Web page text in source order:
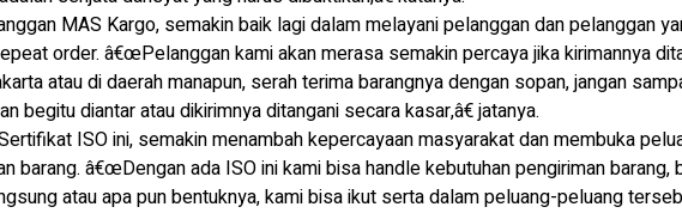
MAS Kargo, semakin baik lagi dalam melayani pelanggan dan pelanggan
order. â€œPelanggan kami akan merasa semakin percaya jika kirimannya
atau di daerah manapun, serah terima barangnya dengan sopan, jangan
begitu diantar atau dikirimnya ditangani secara kasar,â€ jatanya.
ISO ini, semakin menambah kepercayaan masyarakat dan membuka
barang. â€œDengan ada ISO ini kami bisa handle kebutuhan pengiriman barang,
atau apa pun bentuknya, kami bisa ikut serta dalam peluang-peluang